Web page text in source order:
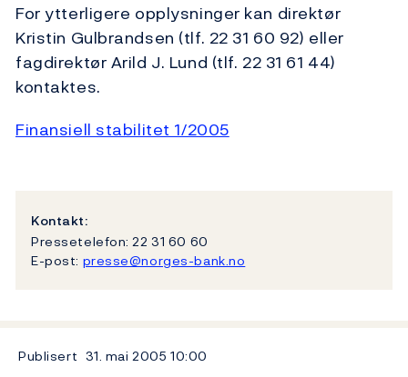
For ytterligere opplysninger kan direktør
Kristin Gulbrandsen (tlf. 22 31 60 92) eller
fagdirektør Arild J. Lund (tlf. 22 31 61 44)
kontaktes.
Finansiell stabilitet 1/2005
Kontakt:
Pressetelefon: 22 31 60 60
E-post: presse@norges-bank.no
Publisert 31. mai 2005 10:00